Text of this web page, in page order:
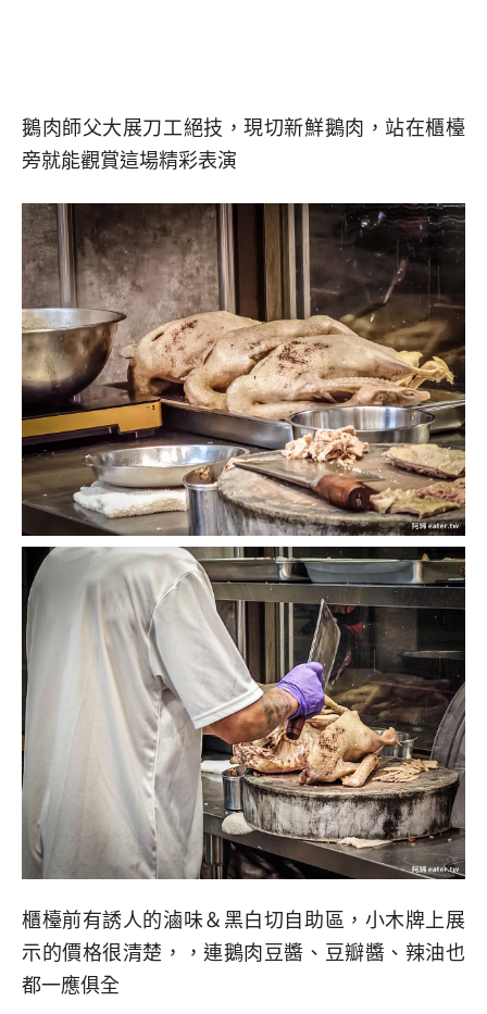
鵝肉師父大展刀工絕技，現切新鮮鵝肉，站在櫃檯
旁就能觀賞這場精彩表演
櫃檯前有誘人的滷味＆黑白切自助區，小木牌上展
示的價格很清楚，，連鵝肉豆醬、豆瓣醬、辣油也
都一應俱全